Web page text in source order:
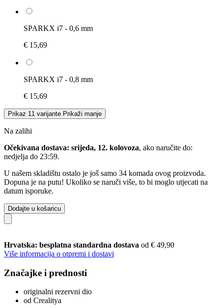
SPARKX i7 - 0,6 mm
€ 15,69
SPARKX i7 - 0,8 mm
€ 15,69
Prikaz 11 varijante Prikaži manje
Na zalihi
Očekivana dostava: srijeda, 12. kolovoza, ako naručite do:
nedjelja do 23:59.
U našem skladištu ostalo je još samo 34 komada ovog proizvoda.
Dopuna je na putu! Ukoliko se naruči više, to bi moglo utjecati na
datum isporuke.
Dodajte u košaricu
Hrvatska: besplatna standardna dostava od € 49,90
Više informacija o otpremi i dostavi
Značajke i prednosti
originalni rezervni dio
od Crealitya